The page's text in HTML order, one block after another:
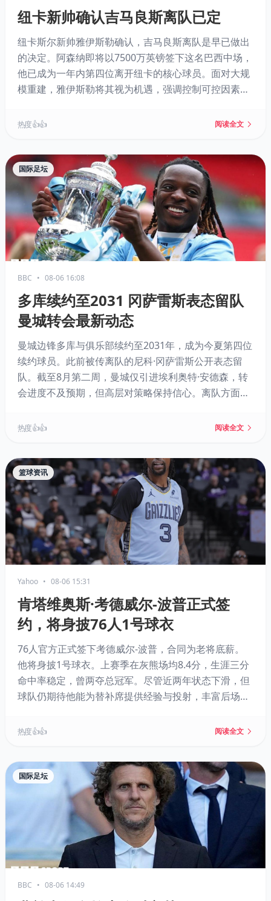
纽卡新帅确认吉马良斯离队已定
纽卡斯尔新帅雅伊斯勒确认，吉马良斯离队是早已做出
的决定。阿森纳即将以7500万英镑签下这名巴西中场，
他已成为一年内第四位离开纽卡的核心球员。面对大规
模重建，雅伊斯勒将其视为机遇，强调控制可控因素，
热度 👍👍 阅读全文
国际足坛
BBC • 08-06 16:08
多库续约至2031 冈萨雷斯表态留队
曼城转会最新动态
曼城边锋多库与俱乐部续约至2031年，成为今夏第四位
续约球员。此前被传离队的尼科·冈萨雷斯公开表态留
队。截至8月第二周，曼城仅引进埃利奥特·安德森，转
会进度不及预期，但高层对策略保持信心。离队方面，
托等替代者。
热度 👍👍 阅读全文
篮球资讯
Yahoo • 08-06 15:31
肯塔维奥斯·考德威尔-波普正式签
约，将身披76人1号球衣
76人官方正式签下考德威尔-波普，合同为老将底薪。
他将身披1号球衣。上赛季在灰熊场均8.4分，生涯三分
命中率稳定，曾两夺总冠军。尽管近两年状态下滑，但
球队仍期待他能为替补席提供经验与投射，丰富后场深
热度 👍👍 阅读全文
国际足坛
BBC • 08-06 14:49